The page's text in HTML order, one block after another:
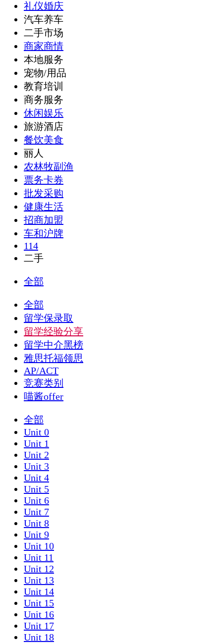
礼仪婚庆
汽车养车
二手市场
商家商情
本地服务
宠物/用品
教育培训
商务服务
休闲娱乐
旅游酒店
餐饮美食
丽人
农林牧副渔
票务卡券
批发采购
健康生活
招商加盟
车和沪牌
114
二手
全部
全部
留学保录取
留学经验分享
留学中介黑榜
雅思托福领思
AP/ACT
竞赛类别
喵酱offer
全部
Unit 0
Unit 1
Unit 2
Unit 3
Unit 4
Unit 5
Unit 6
Unit 7
Unit 8
Unit 9
Unit 10
Unit 11
Unit 12
Unit 13
Unit 14
Unit 15
Unit 16
Unit 17
Unit 18